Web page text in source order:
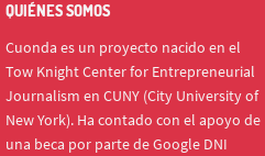
QUIÉNES SOMOS
Cuonda es un proyecto nacido en el
Tow Knight Center for Entrepreneurial
Journalism en CUNY (City University of
New York). Ha contado con el apoyo de
una beca por parte de Google DNI